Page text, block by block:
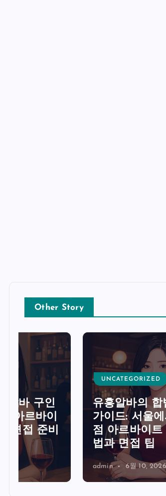
Other Story
UNCATEGORIZED
유흥알바의 합법적 채용
가이드: 서울에서 유흥주
점 아르바이트 구하는 방
법과 면접 팁
admin 6월 10, 2026